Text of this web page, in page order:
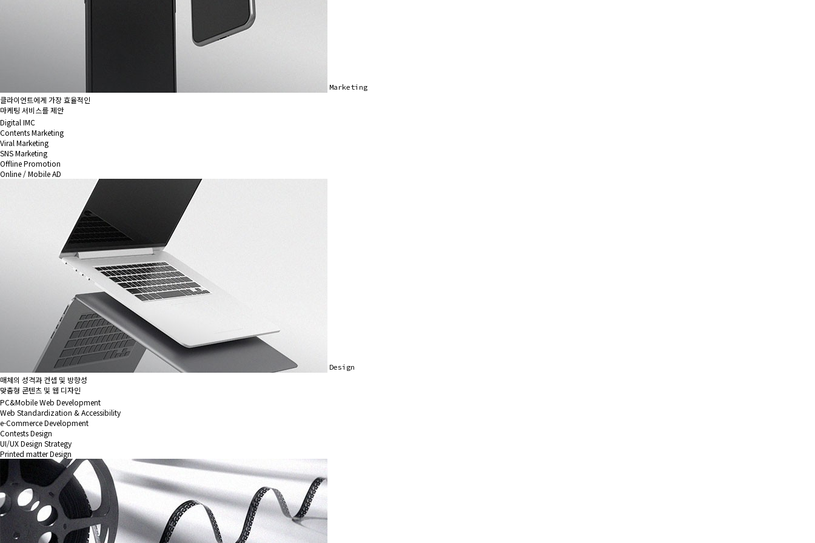
Marketing
클라이언트에게 가장 효율적인
마케팅 서비스를 제안
Digital IMC
Contents Marketing
Viral Marketing
SNS Marketing
Offline Promotion
Online / Mobile AD
Design
매체의 성격과 컨셉 및 방향성
맞춤형 콘텐츠 및 웹 디자인
PC&Mobile Web Development
Web Standardization & Accessibility
e-Commerce Development
Contests Design
UI/UX Design Strategy
Printed matter Design